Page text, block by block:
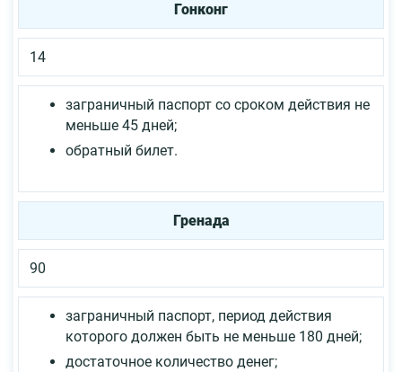
Гонконг
14
заграничный паспорт со сроком действия не
меньше 45 дней;
обратный билет.
Гренада
90
заграничный паспорт, период действия
которого должен быть не меньше 180 дней;
достаточное количество денег;